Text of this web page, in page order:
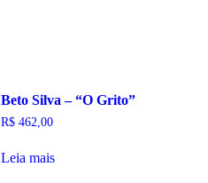
Beto Silva – “O Grito”
R$ 462,00
Leia mais